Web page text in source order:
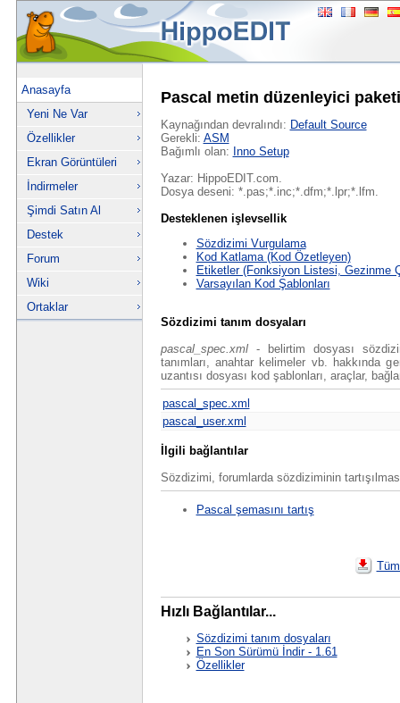
Anasayfa
Yeni Ne Var
Özellikler
Ekran Görüntüleri
İndirmeler
Şimdi Satın Al
Destek
Forum
Wiki
Ortaklar
Pascal metin düzenleyici paketi
Kaynağından devralındı: Default Source
Gerekli: ASM
Bağımlı olan: Inno Setup
Yazar: HippoEDIT.com.
Dosya deseni: *.pas;*.inc;*.dfm;*.lpr;*.lfm.
Desteklenen işlevsellik
Sözdizimi Vurgulama
Kod Katlama (Kod Özetleyen)
Etiketler (Fonksiyon Listesi, Gezinme
Varsayılan Kod Şablonları
Sözdizimi tanım dosyaları
pascal_spec.xml- belirtim dosyası
tanımları, anahtar kelimeler vb. hakkında
uzantısı dosyası kod şablonları, araçlar,
pascal_spec.xml
pascal_user.xml
İlgili bağlantılar
Sözdizimi, forumlarda sözdiziminin
Pascal şemasını tartış
Hızlı Bağlantılar...
Sözdizimi tanım dosyaları
En Son Sürümü İndir - 1.61
Özellikler